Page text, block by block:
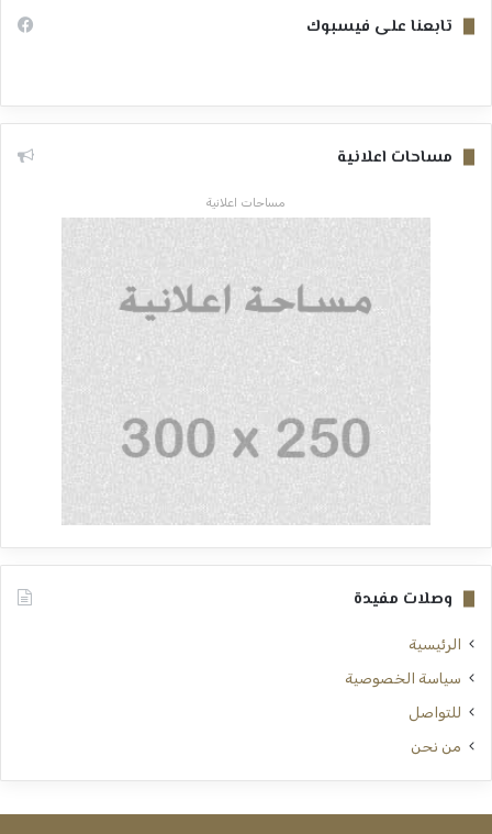
تابعنا على فيسبوك
مساحات اعلانية
مساحات اعلانية
وصلات مفيدة
الرئيسية
سياسة الخصوصية
للتواصل
من نحن